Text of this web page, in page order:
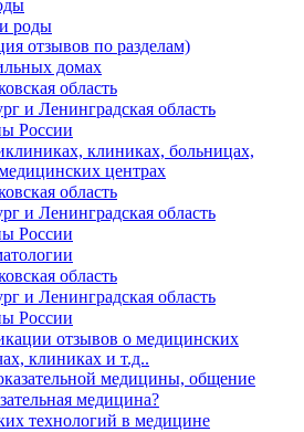
роды
отзывов по разделам)
домах
область
и Ленинградская область
России
клиниках, больницах,
центрах
область
и Ленинградская область
России
область
и Ленинградская область
России
отзывов о медицинских
клиниках и т.д..
медицины, общение
медицина?
технологий в медицине